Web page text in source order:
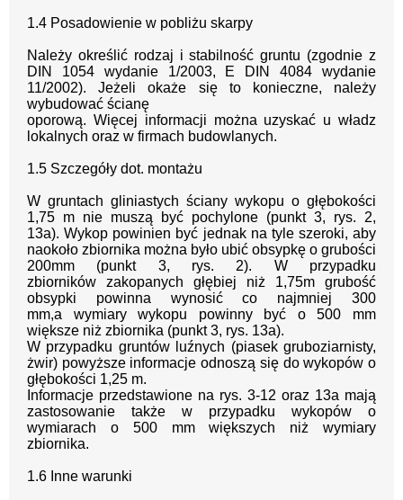
1.4 Posadowienie w pobliżu skarpy
Należy określić rodzaj i stabilność gruntu (zgodnie z
DIN 1054 wydanie 1/2003, E DIN4084 wydanie
11/2002). Jeżeli okaże się to
konieczne, należy
wybudować ścianę
oporową. Więcej informacji można uzyskać u władz
lokalnych oraz w firmach budowlanych.
1.5 Szczegóły dot. montażu
W gruntach gliniastych ściany wykopu o głębokości
1,75 m nie muszą być pochylone (punkt 3, rys. 2,
13a).Wykop powinien być jednak na tyle szeroki, aby
naokoło zbiornika można było ubić obsypkę o grubości
200mm (punkt 3, rys. 2). W przypadku
zbiorników zakopanych głębiej niż 1,75m grubość
obsypki powinna wynosić co najmniej 300
mm,a wymiary wykopu powinny być
o 500 mm
większe niż zbiornika (punkt 3, rys. 13a).
W przypadku gruntów luźnych (piasek gruboziarnisty,
żwir) powyższe informacje odnoszą się do wykopów o
głębokości 1,25 m.
Informacje przedstawione na rys. 3-12 oraz 13a mają
zastosowanie także w przypadku wykopów o
wymiarach o 500 mm większych niż wymiary
zbiornika.
1.6 Inne warunki